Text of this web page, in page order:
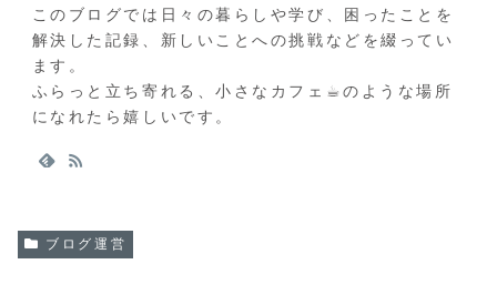
このブログでは日々の暮らしや学び、困ったことを
解決した記録、新しいことへの挑戦などを綴ってい
ます。
ふらっと立ち寄れる、小さなカフェ☕︎のような場所
になれたら嬉しいです。
ブログ運営